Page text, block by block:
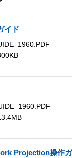
イド
Projection操作